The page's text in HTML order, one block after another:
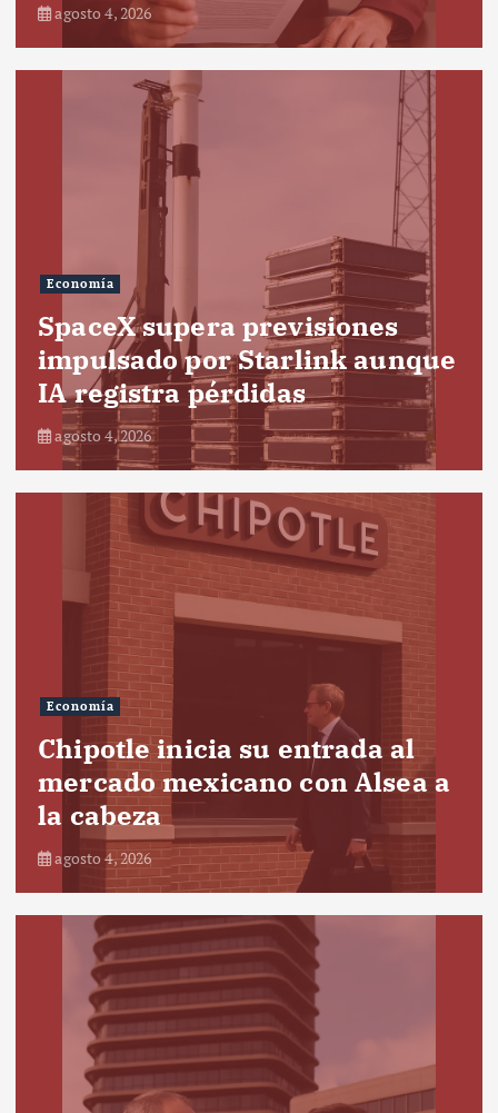
agosto 4, 2026
Economía
SpaceX supera previsiones
impulsado por Starlink aunque
IA registra pérdidas
agosto 4, 2026
Economía
Chipotle inicia su entrada al
mercado mexicano con Alsea a
la cabeza
agosto 4, 2026